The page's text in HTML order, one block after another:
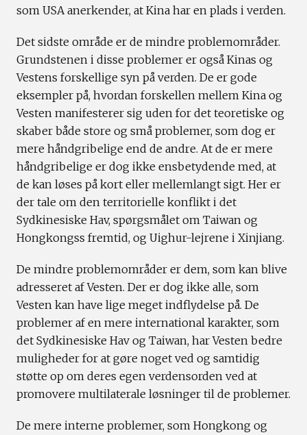
som USA anerkender, at Kina har en plads i verden.
Det sidste område er de mindre problemområder.
Grundstenen i disse problemer er også Kinas og
Vestens forskellige syn på verden. De er gode
eksempler på, hvordan forskellen mellem Kina og
Vesten manifesterer sig uden for det teoretiske og
skaber både store og små problemer, som dog er
mere håndgribelige end de andre. At de er mere
håndgribelige er dog ikke ensbetydende med, at
de kan løses på kort eller mellemlangt sigt. Her er
der tale om den territorielle konflikt i det
Sydkinesiske Hav, spørgsmålet om Taiwan og
Hongkongss fremtid, og Uighur-lejrene i Xinjiang.
De mindre problemområder er dem, som kan blive
adresseret af Vesten. Der er dog ikke alle, som
Vesten kan have lige meget indflydelse på. De
problemer af en mere international karakter, som
det Sydkinesiske Hav og Taiwan, har Vesten bedre
muligheder for at gøre noget ved og samtidig
støtte op om deres egen verdensorden ved at
promovere multilaterale løsninger til de problemer.
De mere interne problemer, som Hongkong og